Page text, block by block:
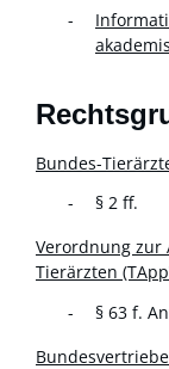
Bundes-
§ 2 ff.
Verordnung zur
Tierärzten
§ 63 f.